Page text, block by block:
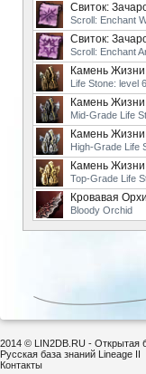
Свиток:
Scroll: Enchant
Свиток:
Scroll: Enchant
Камень
Life Stone: level
Камень Жизни
Mid-Grade Life
Камень Жизни
High-Grade Life
Камень
Top-Grade Life
Кровавая
Bloody Orchid
2014 © LIN2DB.RU - Открытая
Русская база знаний Lineage II
Контакты